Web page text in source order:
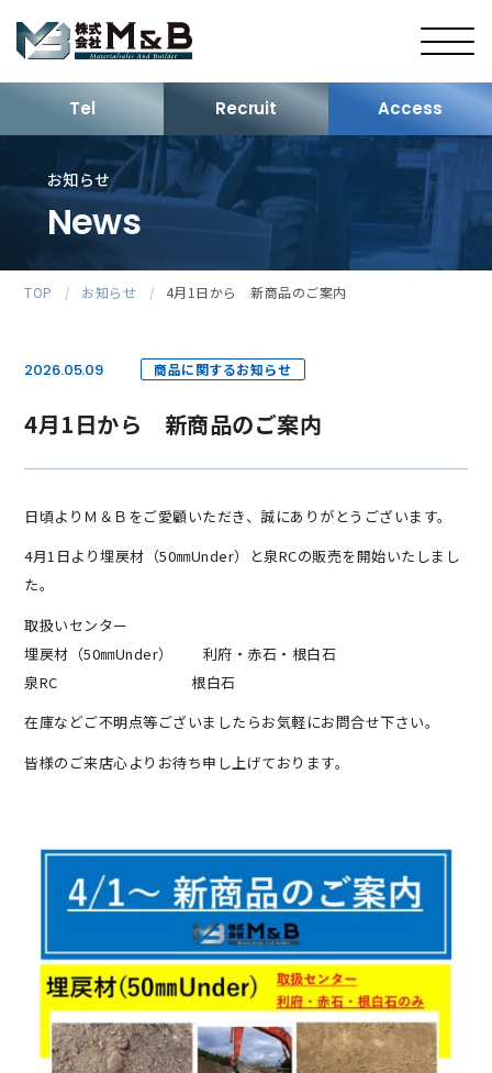
Tel Recruit Access
お知らせ
News
TOP / お知らせ / 4月1日から 新商品のご案内
2026.05.09 商品に関するお知らせ
4月1日から 新商品のご案内
日頃よりＭ＆Ｂをご愛顧いただき、誠にありがとうございます。
4月1日より埋戻材（50㎜Under）と泉RCの販売を開始いたしまし
た。
取扱いセンター
埋戻材（50㎜Under） 利府・赤石・根白石
泉RC 根白石
在庫などご不明点等ございましたらお気軽にお問合せ下さい。
皆様のご来店心よりお待ち申し上げております。